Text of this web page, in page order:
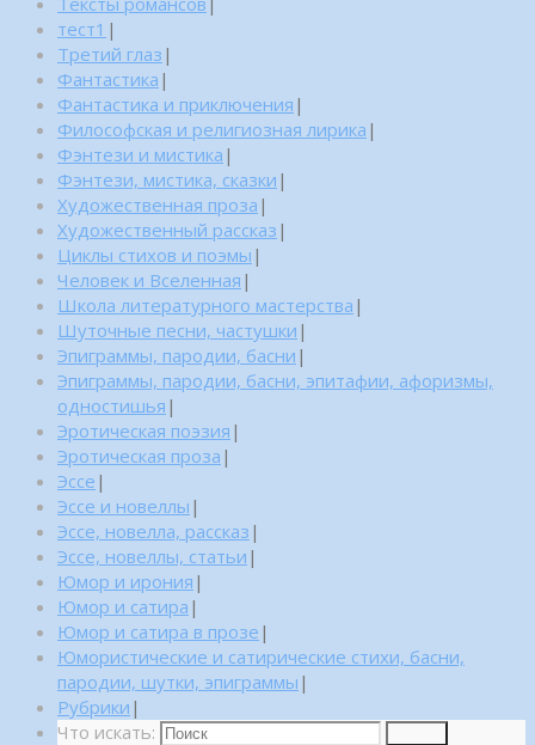
тест1 |
Третий глаз |
Фантастика |
Фантастика и приключения |
Философская и религиозная лирика |
Фэнтези и мистика |
Фэнтези, мистика, сказки |
Художественная проза |
Художественный рассказ |
Циклы стихов и поэмы |
Человек и Вселенная |
Школа литературного мастерства |
Шуточные песни, частушки |
Эпиграммы, пародии, басни |
Эпиграммы, пародии, басни, эпитафии, афоризмы,
одностишья |
Эротическая поэзия |
Эротическая проза |
Эссе |
Эссе и новеллы |
Эссе, новелла, рассказ |
Эссе, новеллы, статьи |
Юмор и ирония |
Юмор и сатира |
Юмор и сатира в прозе |
Юмористические и сатирические стихи, басни,
пародии, шутки, эпиграммы |
Рубрики |
Что искать: